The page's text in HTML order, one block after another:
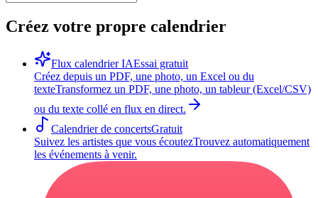
Créez votre propre calendrier
Flux calendrier IAEssai gratuit
Créez depuis un PDF, une photo, un Excel ou du
texteTransformez un PDF, une photo, un tableur (Excel/CSV)
ou du texte collé en flux en direct.
Calendrier de concertsGratuit
Suivez les artistes que vous écoutezTrouvez automatiquement
les événements à venir.